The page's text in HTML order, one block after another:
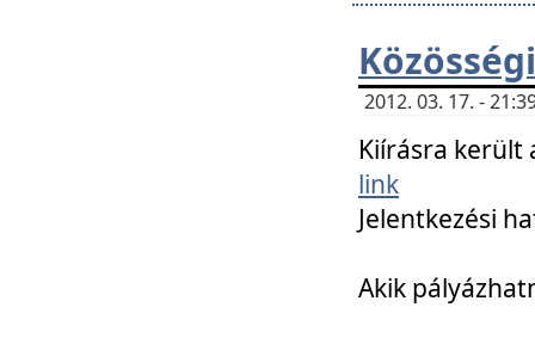
2012. 03. 17. -
Kiírásra került
link
Jelentkezési
Akik